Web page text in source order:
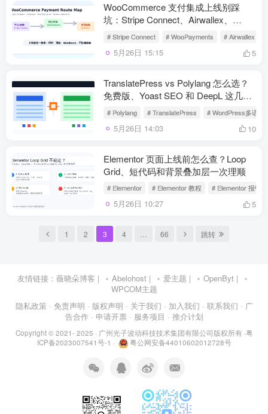
WooCommerce 支付集成上线别踩
坑：Stripe Connect、Airwallex、
WooPayments 配置路线图
# Stripe Connect # WooPayments # Airwallex
5月26日 15:15 5
TranslatePress vs Polylang 怎么选？
免费版、Yoast SEO 和 DeepL 这几点
最容易踩坑
# Polylang # TranslatePress # WordPress多语言
5月26日 14:03 10
Elementor 页面上线前怎么查？Loop
Grid、短代码和背景叠加层一次理顺
# Elementor # Elementor 教程 # Elementor 报错
5月26日 10:27 5
1 2 3 4 66 跳转
友情链接： 薇晓朵博客 | Abelohost | 爱主题 | OpenByt |
WPCOM主题
隐私政策 · 免责声明 · 版权声明 · 关于我们 · 加入我们 · 联系我们 · 广
告合作 · 申请开票 · 服务项目 · 推介计划
Copyright © 2021- 2025 · 广州光子波动科技技术集团有限公司版权所有·粤
ICP备2023007541号-1 · 粤公网安备44010602012728号